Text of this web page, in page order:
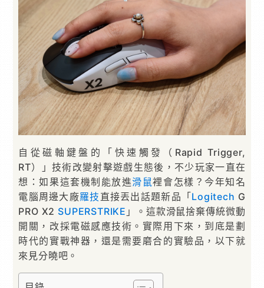
自從磁軸鍵盤的「快速觸發（Rapid Trigger,
RT）」技術改變射擊遊戲生態後，不少玩家一直在
想：如果這套機制能放進滑鼠裡會怎樣？今年知名
電腦周邊大廠羅技 直接丟出話題新品「 Logitech G
PRO X2 SUPERSTRIKE 」。這款滑鼠捨棄傳統微動
開關，改採電磁感應技術。實際用下來，到底是劃
時代的實戰神器，還是需要磨合的實驗品，以下就
來見分曉吧。